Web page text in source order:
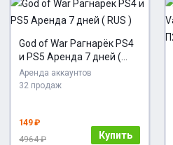
God of War Рагнарёк PS4
и PS5 Аренда 7 дней (
RUS )
Аренда аккаунтов
32 продаж
149 ₽
4964 ₽
Купить